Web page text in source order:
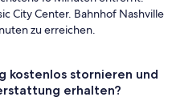
City Center. Bahnhof Nashville
zu erreichen.
kostenlos stornieren und
erhalten?